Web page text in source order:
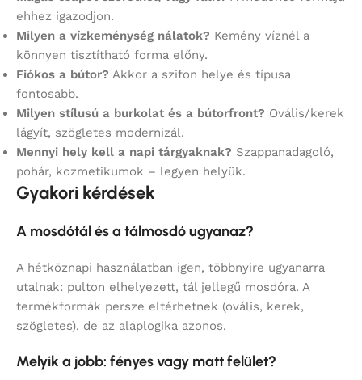
ehhez igazodjon.
Milyen a vízkeménység nálatok? Kemény víznél a
könnyen tisztítható forma előny.
Fiókos a bútor? Akkor a szifon helye és típusa
fontosabb.
Milyen stílusú a burkolat és a bútorfront? Ovális/kerek
lágyít, szögletes modernizál.
Mennyi hely kell a napi tárgyaknak? Szappanadagoló,
pohár, kozmetikumok – legyen helyük.
Gyakori kérdések
A mosdótál és a tálmosdó ugyanaz?
A hétköznapi használatban igen, többnyire ugyanarra
utalnak: pulton elhelyezett, tál jellegű mosdóra. A
termékformák persze eltérhetnek (ovális, kerek,
szögletes), de az alaplogika azonos.
Melyik a jobb: fényes vagy matt felület?